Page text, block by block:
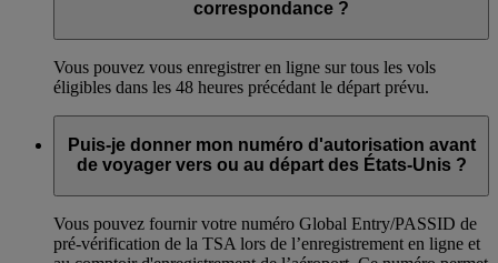
correspondance ?
Vous pouvez vous enregistrer en ligne sur tous les vols
éligibles dans les 48 heures précédant le départ prévu.
Puis-je donner mon numéro d'autorisation avant
de voyager vers ou au départ des États-Unis ?
Vous pouvez fournir votre numéro Global Entry/PASSID de
pré-vérification de la TSA lors de l’enregistrement en ligne et